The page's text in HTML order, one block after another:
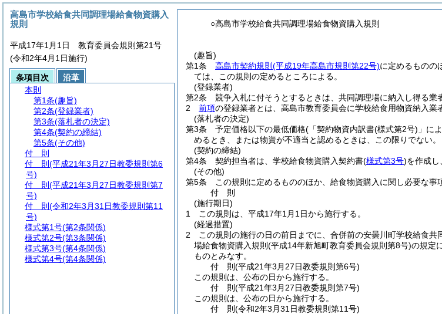
○高島市学校給食共同調理場給食物資購入規則
(趣旨)
第1条
高島市契約規則 (平成19年高島市規則第22号)に定めるものの
ては、この規則の定めるところによる。
(登録業者)
第2条
競争入札に付そうとするときは、共同調理場に納入し得る業
2
前項の登録業者とは、高島市教育委員会に学校給食用物資納入業
(落札者の決定)
第3条
予定価格以下の最低価格(「契約物資内訳書(様式第2号) 」に
めるとき、または物資が不適当と認めるときは、この限りでない。
(契約の締結)
第4条
契約担当者は、学校給食物資購入契約書(様式第3号)を作成し
(その他)
第5条
この規則に定めるもののほか、給食物資購入に関し必要な事
付 則
(施行期日)
1
この規則は、平成17年1月1日から施行する。
(経過措置)
2
この規則の施行の日の前日までに、合併前の安曇川町学校給食共
場給食物資購入規則 (平成14年新旭町教育委員会規則第8号)の規定
ものとみなす。
付 則(平成21年3月27日教委規則第6号)
この規則は、公布の日から施行する。
付 則(平成21年3月27日教委規則第7号)
この規則は、公布の日から施行する。
付 則(令和2年3月31日教委規則第11号)
高島市学校給食共同調理場給食物資購入
規則
平成17年1月1日 教育委員会規則第21号
(令和2年4月1日施行)
条項目次
沿革
本則
第1条(趣旨)
第2条(登録業者)
第3条(落札者の決定)
第4条(契約の締結)
第5条(その他)
付 則
付 則 (平成21年3月27日教委規則第6
号)
付 則 (平成21年3月27日教委規則第7
号)
付 則 (令和2年3月31日教委規則第11
号)
様式第1号(第2条関係)
様式第2号(第3条関係)
様式第3号(第4条関係)
様式第4号(第4条関係)